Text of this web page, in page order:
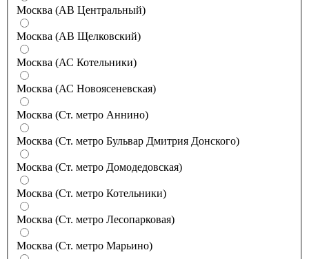
Москва (АВ Центральный)
Москва (АВ Щелковский)
Москва (АС Котельники)
Москва (АС Новоясеневская)
Москва (Ст. метро Аннино)
Москва (Ст. метро Бульвар Дмитрия Донского)
Москва (Ст. метро Домодедовская)
Москва (Ст. метро Котельники)
Москва (Ст. метро Лесопарковая)
Москва (Ст. метро Марьино)